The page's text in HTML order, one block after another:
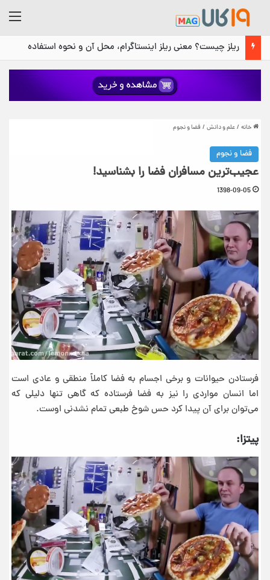
ریلز چیست؟ معنی ریلز اینستاگرام، محل آن و نحوه استفاده
خانه /علم و دانش / فضا و نجوم
فضا و نجوم
عجیب‌ترین مسافران فضا را بشناسید!
1398-09-05
فرستادن حیوانات و برخی اجسام به فضا کاملاً منطقی و عادی است
اما انسان مواردی را نیز به فضا فرستاده که گاهی تنها دلیلی که
می‌توان برای آن پیدا کرد حس شوخ طبعی تمام نشدنی اوست.
پیتزا: